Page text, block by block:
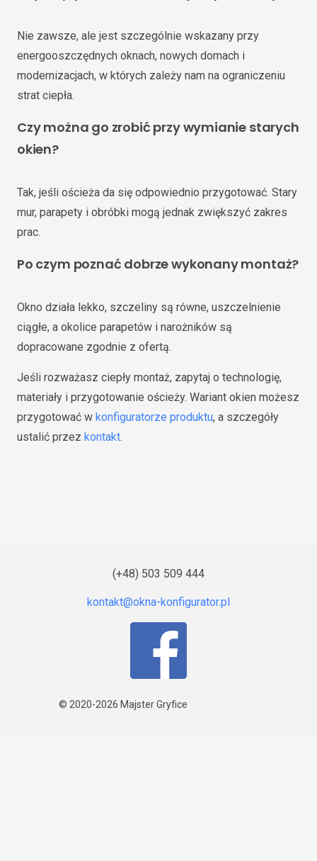
Nie zawsze, ale jest szczególnie wskazany przy
energooszczędnych oknach, nowych domach i
modernizacjach, w których zależy nam na ograniczeniu
strat ciepła.
Czy można go zrobić przy wymianie starych
okien?
Tak, jeśli ościeża da się odpowiednio przygotować. Stary
mur, parapety i obróbki mogą jednak zwiększyć zakres
prac.
Po czym poznać dobrze wykonany montaż?
Okno działa lekko, szczeliny są równe, uszczelnienie
ciągłe, a okolice parapetów i narożników są
dopracowane zgodnie z ofertą.
Jeśli rozważasz ciepły montaż, zapytaj o technologię,
materiały i przygotowanie ościeży. Wariant okien możesz
przygotować w konfiguratorze produktu, a szczegóły
ustalić przez kontakt.
(+48) 503 509 444
© 2020-2026 Majster Gryfice